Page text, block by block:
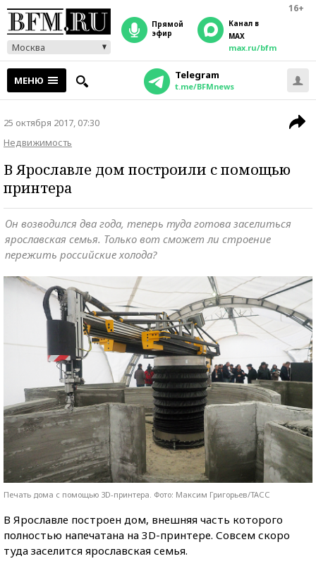
16+
Москва
прямой
эфир
Канал в
MAX
max.ru/bfm
МЕНЮ Telegram
t.me/BFMnews
25 октября 2017, 07:30
Недвижимость
В Ярославле дом построили с помощью
принтера
Он возводился два года, теперь туда готова заселиться
ярославская семья. Только вот сможет ли строение
пережить российские холода?
Печать дома с помощью 3D-принтера. Фото: Максим Григорьев/ТАСС
В Ярославле построен дом, внешняя часть которого
полностью напечатана на 3D-принтере. Совсем скоро
туда заселится ярославская семья.